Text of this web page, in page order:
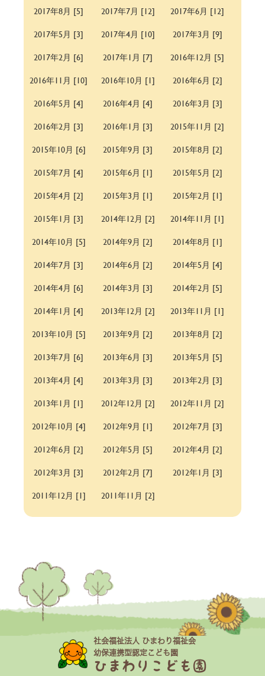
2017年8月 [5]
2017年7月 [12]
2017年6月 [12]
2017年5月 [3]
2017年4月 [10]
2017年3月 [9]
2017年2月 [6]
2017年1月 [7]
2016年12月 [5]
2016年11月 [10]
2016年10月 [1]
2016年6月 [2]
2016年5月 [4]
2016年4月 [4]
2016年3月 [3]
2016年2月 [3]
2016年1月 [3]
2015年11月 [2]
2015年10月 [6]
2015年9月 [3]
2015年8月 [2]
2015年7月 [4]
2015年6月 [1]
2015年5月 [2]
2015年4月 [2]
2015年3月 [1]
2015年2月 [1]
2015年1月 [3]
2014年12月 [2]
2014年11月 [1]
2014年10月 [5]
2014年9月 [2]
2014年8月 [1]
2014年7月 [3]
2014年6月 [2]
2014年5月 [4]
2014年4月 [6]
2014年3月 [3]
2014年2月 [5]
2014年1月 [4]
2013年12月 [2]
2013年11月 [1]
2013年10月 [5]
2013年9月 [2]
2013年8月 [2]
2013年7月 [6]
2013年6月 [3]
2013年5月 [5]
2013年4月 [4]
2013年3月 [3]
2013年2月 [3]
2013年1月 [1]
2012年12月 [2]
2012年11月 [2]
2012年10月 [4]
2012年9月 [1]
2012年7月 [3]
2012年6月 [2]
2012年5月 [5]
2012年4月 [2]
2012年3月 [3]
2012年2月 [7]
2012年1月 [3]
2011年12月 [1]
2011年11月 [2]
社会福祉法人 ひまわり福祉会
幼保連携型認定こども園
ひまわりこども園